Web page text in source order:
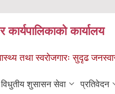
कार्यालय
तथा स्वरोजगारः सुदृढ
विधुतीय शुसासन सेवा प्रतिवेदन